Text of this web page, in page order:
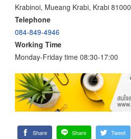
Krabinoi, Mueang Krabi, Krabi 81000
Telephone
084-849-4946
Working Time
Monday-Friday time 08:30-17:00
Share Share Tweet